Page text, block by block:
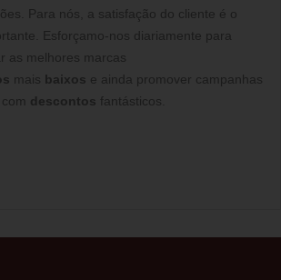
Para nós, a satisfação do cliente é o
Esforçamo-nos diariamente para
as melhores marcas
mais baixos e ainda promover campanhas
descontos fantásticos.